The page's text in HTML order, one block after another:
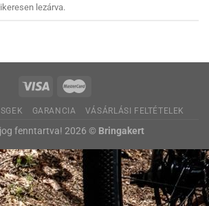
lezárva.
GARANCIA VÁSÁRLÁSI FELTÉTELEK
fenntartva! 2026 © Bringakert